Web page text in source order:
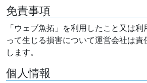
免責事項
「ウェブ魚拓」を利用したこと又は利
って生じる損害について運営会社は責
します。
個人情報